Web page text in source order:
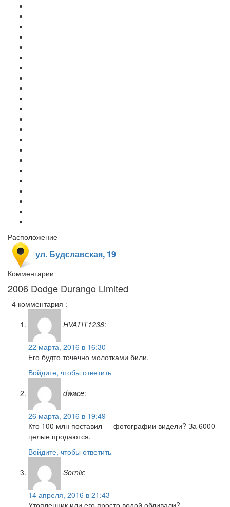
Расположение
ул. Будславская, 19
Комментарии
2006 Dodge Durango Limited
4 комментария :
HVATIT1238:
22 марта, 2016 в 16:30
Его будто точечно молотками били.
Войдите, чтобы ответить
dwace:
26 марта, 2016 в 19:49
Кто 100 млн поставил — фотографии видели? За 6000
целые продаются.
Войдите, чтобы ответить
Sornix:
14 апреля, 2016 в 21:43
Утопленник или его просто водой обливали?